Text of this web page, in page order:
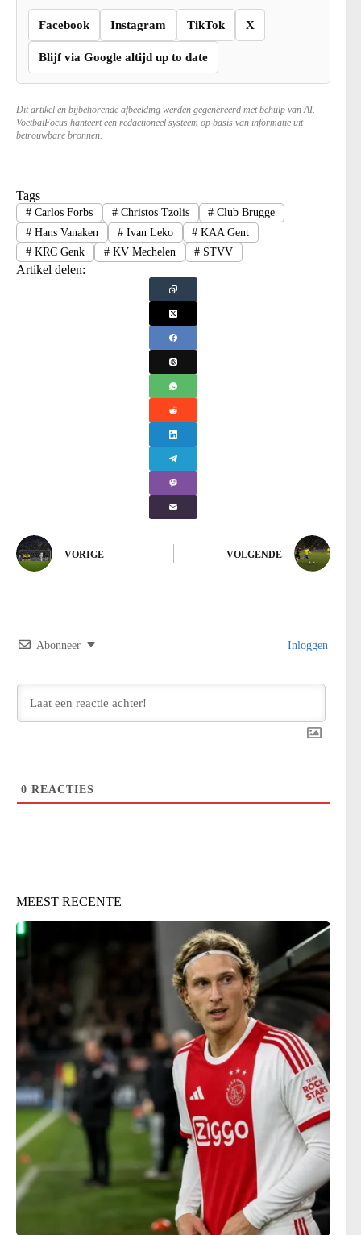
Facebook Instagram TikTok X
Blijf via Google altijd up to date
Dit artikel en bijbehorende afbeelding werden gegenereerd met behulp van AI.
VoetbalFocus hanteert een redactioneel systeem op basis van informatie uit
betrouwbare bronnen.
Tags
#Carlos Forbs #Christos Tzolis # Club Brugge
#Hans Vanaken #Ivan Leko # KAA Gent
#KRC Genk #KV Mechelen # STVV
Artikel delen:
VORIGE VOLGENDE
Abonneer Inloggen
0 REACTIES
MEEST RECENTE